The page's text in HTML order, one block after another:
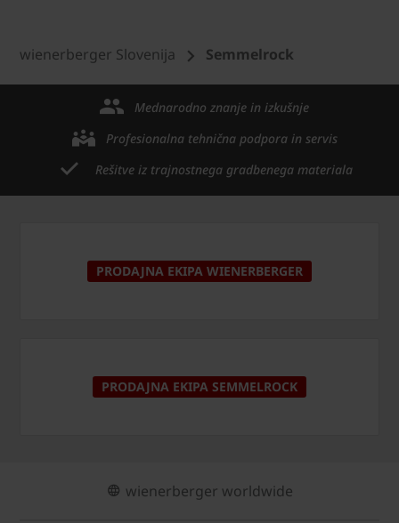
wienerberger Slovenija Semmelrock
Mednarodno znanje in izkušnje
Profesionalna tehnična podpora in servis
Rešitve iz trajnostnega gradbenega materiala
PRODAJNA EKIPA WIENERBERGER
PRODAJNA EKIPA SEMMELROCK
wienerberger worldwide